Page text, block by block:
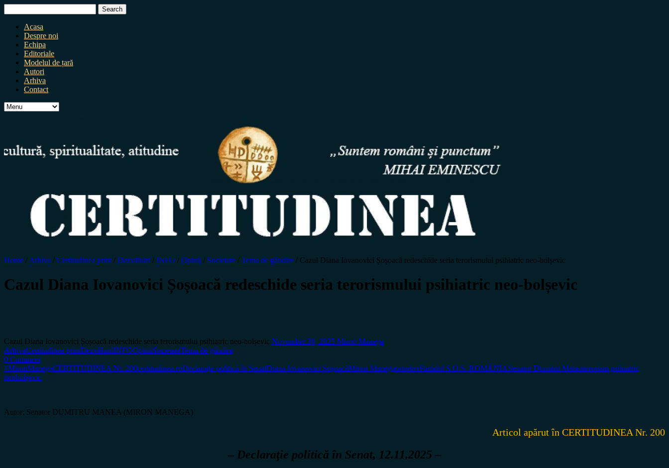
for:
Acasa
Despre noi
Echipa
Editoriale
Modelul de țară
Autori
Arhiva
Contact
Home / Arhiva / Certitudinea print / Dezvăluiri / INFO / Opinii / Societate / Tema de gândire / Cazul Diana Iovanovici Șoșoacă redeschide seria terorismului psihiatric neo-bolșevic
Cazul Diana Iovanovici Șoșoacă redeschide seria terorismului psihiatric neo-bolșevic
Cazul Diana Iovanovici Șoșoacă redeschide seria terorismului psihiatric neo-bolșevic November 30, 2025 Miron Manega
ArhivaCertitudinea printDezvăluiriINFOOpiniiSocietateTema de gândire
0 Comment
#MironManegaCERTITUDINEA Nr. 200certitudinea.roDeclaraţie politică în SenatDiana Iovanovici ȘoșoacăMiron ManegaortodoxPartidul S.O.S. ROMÂNIASenator Dumitru Maneaterorism psihiatric
neobolșevic
Autor: Senator DUMITRU MANEA (MIRON MANEGA)
Articol apărut în CERTITUDINEA Nr. 200
– Declaraţie politică în Senat, 12.11.2025 –